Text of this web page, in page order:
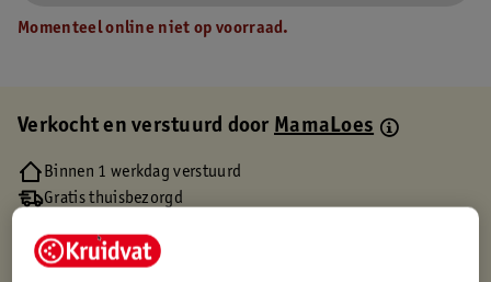
Momenteel online niet op voorraad.
Verkocht en verstuurd doorMamaLoes
Binnen 1 werkdag verstuurd
Gratis thuisbezorgd
Gratis punten met je Kruidvat kaart